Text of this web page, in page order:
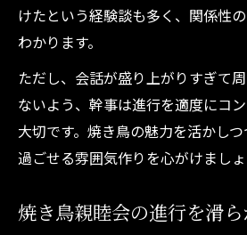
けたという経験談も多く、関係性
わかります。
ただし、会話が盛り上がりすぎて
ないよう、幹事は進行を適度にコ
大切です。焼き鳥の魅力を活かし
過ごせる雰囲気作りを心がけましょ
焼き鳥親睦会の進行を滑